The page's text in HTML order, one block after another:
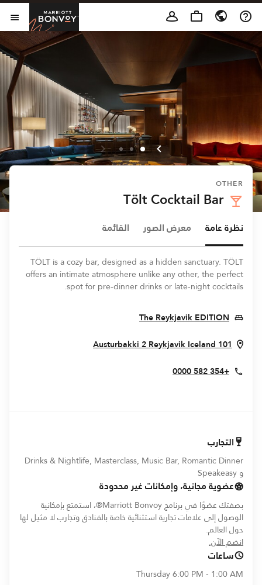
Skip to Content
OTHER
Tölt Cocktail Bar
نظرة عامة معرض الصور القائمة
TÖLT is a cozy bar, designed as a hidden sanctuary. TÖLT
offers an intimate atmosphere unlike any other, the perfect
spot for pre-dinner drinks or late-night cocktails.
The Reykjavik EDITION
Opens In New Window
Austurbakki 2ReykjavikIceland101
In New Window
+354 582 0000
التجارب
Drinks & Nightlife, Masterclass, Music Bar, Romantic Dinner
و Speakeasy
عضوية مجانية، وإمكانات غير محدودة
بصفتك عضوًا في برنامج Marriott Bonvoy®، استمتع بإمكانية
الوصول إلى علامات تجارية استثنائية خاصة بالفنادق وتجارب لا مثيل لها
حول العالم.
انضم الآن.
ساعات
Thursday6:00 PM - 1:00 AM